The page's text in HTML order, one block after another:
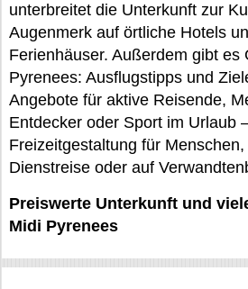
unterbreitet die Unterkunft zur
Augenmerk auf örtliche Hotels
Ferienhäuser. Außerdem gibt es
Pyrenees: Ausflugstipps und
Angebote für aktive Reisende,
Entdecker oder Sport im Urlaub
Freizeitgestaltung für Menschen,
Dienstreise oder auf
Preiswerte Unterkunft und
Midi Pyrenees